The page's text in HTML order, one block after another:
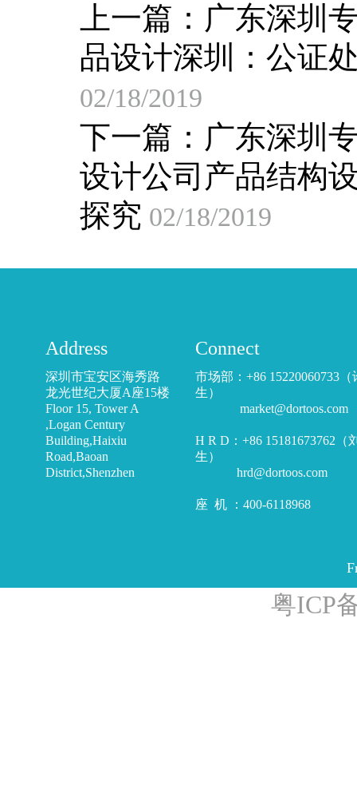
上一篇： 广东深圳
品设计深圳：公证
02/18/2019
下一篇： 广东深圳
设计公司产品结构
探究 02/18/2019
Address
深圳市宝安区海秀路
龙光世纪大厦A座15楼
Floor 15, Tower A
,Logan Century
Building,Haixiu
Road,Baoan
District,Shenzhen
Connect
市场部：+86 15220060733（
生）
market@dortoos.com
H R D：+86 15181673762（
生）
hrd@dortoos.com
座 机 ：400-6118968
粤ICP